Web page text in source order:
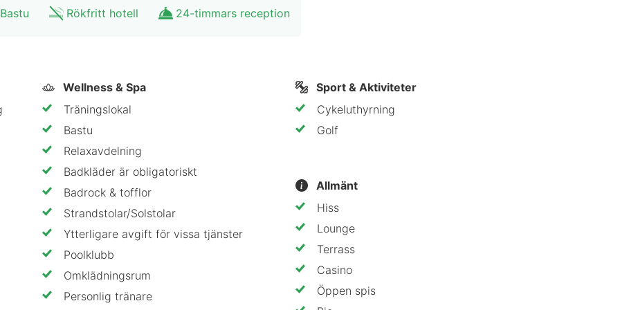
tillgång till Sports Club på våning 3, med ett fullt utrustat gym öppet dygnet runt. Det
blomsterbutik och en deli som erbjuder bekvämligheter och lyxiga detaljer för att
över Göteborg
mest imponerande poolupplevelser:
tropiska drinkar och utsikt över hela staden.
elegant och lekfull.
topp 10 bästa rooftop-pooler.
Bastu Rökfritt hotell 24-timmars reception
Wellness & Spa
Träningslokal
Bastu
Relaxavdelning
Badkläder är obligatoriskt
Badrock & tofflor
Strandstolar/Solstolar
Ytterligare avgift för vissa tjänster
Poolklubb
Omklädningsrum
Personlig tränare
Sport & Aktiviteter
Cykeluthyrning
Golf
Allmänt
Hiss
Lounge
Terrass
Casino
Öppen spis